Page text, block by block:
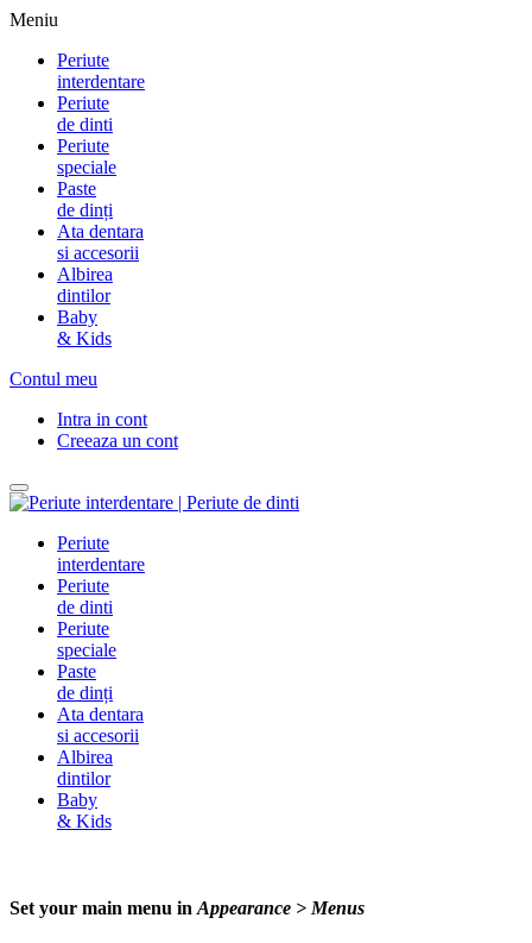
Meniu
Periute
interdentare
Periute
de dinti
Periute
speciale
Paste
de dinți
Ata dentara
si accesorii
Albirea
dintilor
Baby
& Kids
Contul meu
Intra in cont
Creeaza un cont
Periute
interdentare
Periute
de dinti
Periute
speciale
Paste
de dinți
Ata dentara
si accesorii
Albirea
dintilor
Baby
& Kids
Set your main menu in Appearance > Menus